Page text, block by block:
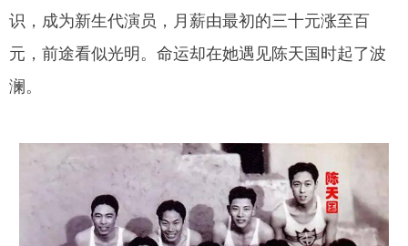
识，成为新生代演员，月薪由最初的三十元涨至百
元，前途看似光明。命运却在她遇见陈天国时起了波
澜。